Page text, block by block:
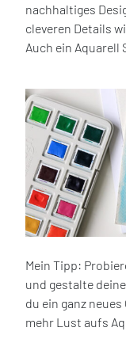
nachhaltiges
cleveren Details
Auch ein Aquarell
Mein Tipp:
und gestalte
du ein ganz
mehr Lust aufs